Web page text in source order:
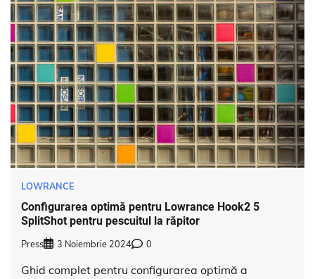
LOWRANCE
Configurarea optimă pentru Lowrance Hook2 5
SplitShot pentru pescuitul la răpitor
Press 3 Noiembrie 2024 0
Ghid complet pentru configurarea optimă a